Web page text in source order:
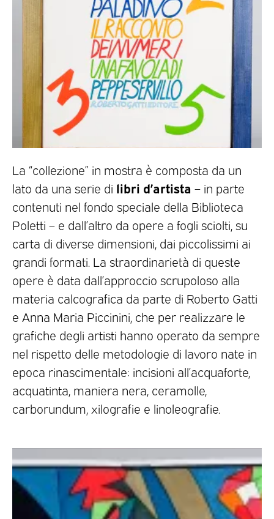
La “collezione” in mostra è composta da un
lato da una serie di libri d’artista – in parte
contenuti nel fondo speciale della Biblioteca
Poletti – e dall’altro da opere a fogli sciolti, su
carta di diverse dimensioni, dai piccolissimi ai
grandi formati. La straordinarietà di queste
opere è data dall’approccio scrupoloso alla
materia calcografica da parte di Roberto Gatti
e Anna Maria Piccinini, che per realizzare le
grafiche degli artisti hanno operato da sempre
nel rispetto delle metodologie di lavoro nate in
epoca rinascimentale: incisioni all’acquaforte,
acquatinta, maniera nera, ceramolle,
carborundum, xilografie e linoleografie.